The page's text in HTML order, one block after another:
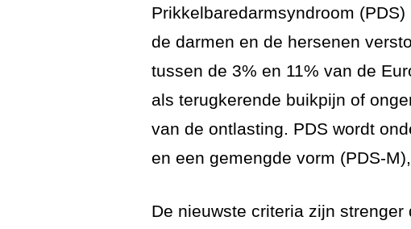
Prikkelbaredarmsyndroom
de darmen en de hersenen
tussen de 3% en 11% van de
als terugkerende buikpijn of
van de ontlasting. PDS wordt
en een gemengde vorm (PDS-
De nieuwste criteria zijn